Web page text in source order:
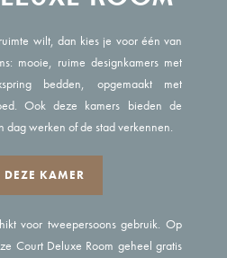
wilt, dan kies je voor één van
mooie, ruime designkamers met
bedden, opgemaakt met
Ook deze kamers bieden de
dag werken of de stad verkennen.
DEZE KAMER
voor tweepersoons gebruik. Op
Court Deluxe Room geheel gratis